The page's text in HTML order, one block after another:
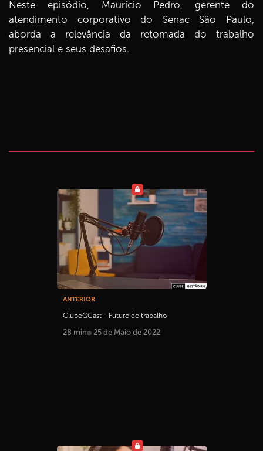
Neste episódio, Maurício Pedro, gerente do
atendimento corporativo do Senac São Paulo,
aborda a relevância da retomada do trabalho
presencial e seus desafios.
ANTERIOR
ClubeGCast - Futuro do trabalho
28 min 25 de Maio de 2022